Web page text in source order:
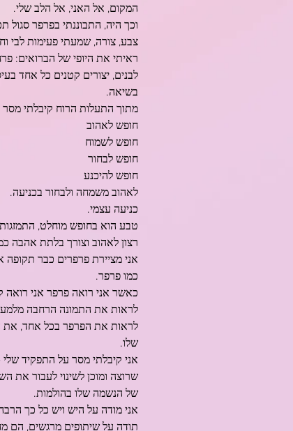
המקום, אל האני, אל הלב שלי.
וכך היה, התבוננתי בפרפר סגול
צבע, צורה, שמעתי פעימות לבי
ראיתי את היופי של הברואים:
לבנים, יצורים קטנים כל אחד
בשיאה.
מתוך התעלות הרוח קיבלתי
חופש לאהוב
חופש לשמוח
חופש לבחור
חופש להיכנע
לאהוב משמחה ולבחור בכניעה.
כניעה עצמי.
טבע הוא בחופש מוחלט,
רצון לאהוב וצורך בלתת אהבה
אני מציירת פרפרים כבר
כמו פרפר.
כאשר אני רואה פרפר אני רואה
לראות את התמונה הרחבה
לראות את הפרפר בכל אחד, את
שלו.
אני קיבלתי מסר על התפקיד
שרוצה ומוכן לשינוי לעבור את
של הנשמה שלו בהולמות.
אני מודה על היש ויש כל כך
תודה על שיתופים מרגשים, הם